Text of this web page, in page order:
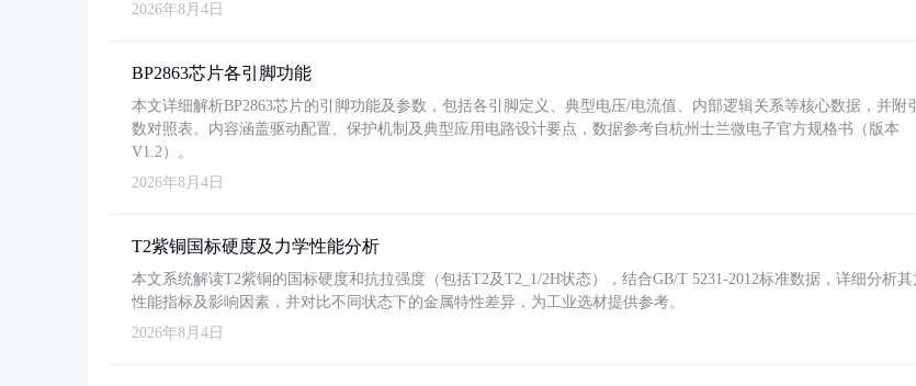
2026年8月4日
BP2863芯片各引脚功能
本文详细解析BP2863芯片的引脚功能及参数，包括各引脚定义、典型电压/电流值、内部逻辑关系等核心数据，并附
数对照表。内容涵盖驱动配置、保护机制及典型应用电路设计要点，数据参考自杭州士兰微电子官方规格书（版本
V1.2）。
2026年8月4日
T2紫铜国标硬度及力学性能分析
本文系统解读T2紫铜的国标硬度和抗拉强度（包括T2及T2_1/2H状态），结合GB/T 5231-2012标准数据，详细分析
性能指标及影响因素，并对比不同状态下的金属特性差异，为工业选材提供参考。
2026年8月4日